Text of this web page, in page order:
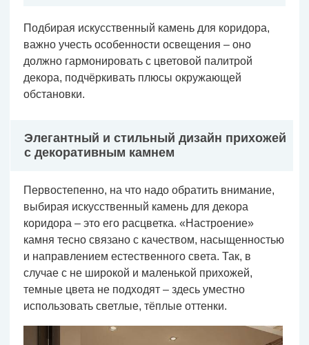
Подбирая искусственный камень для коридора,
важно учесть особенности освещения – оно
должно гармонировать с цветовой палитрой
декора, подчёркивать плюсы окружающей
обстановки.
Элегантный и стильный дизайн прихожей
с декоративным камнем
Первостепенно, на что надо обратить внимание,
выбирая искусственный камень для декора
коридора – это его расцветка. «Настроение»
камня тесно связано с качеством, насыщенностью
и направлением естественного света. Так, в
случае с не широкой и маленькой прихожей,
темные цвета не подходят – здесь уместно
использовать светлые, тёплые оттенки.